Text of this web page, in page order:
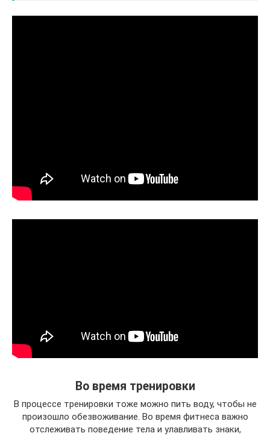
Во время тренировки
В процессе тренировки тоже можно пить воду, чтобы не
произошло обезвоживание. Во время фитнеса важно
отслеживать поведение тела и улавливать знаки,